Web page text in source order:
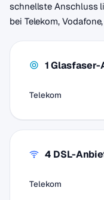
schnellste Anschluss
bei Telekom,
1
Telekom
4 DSL-
Telekom